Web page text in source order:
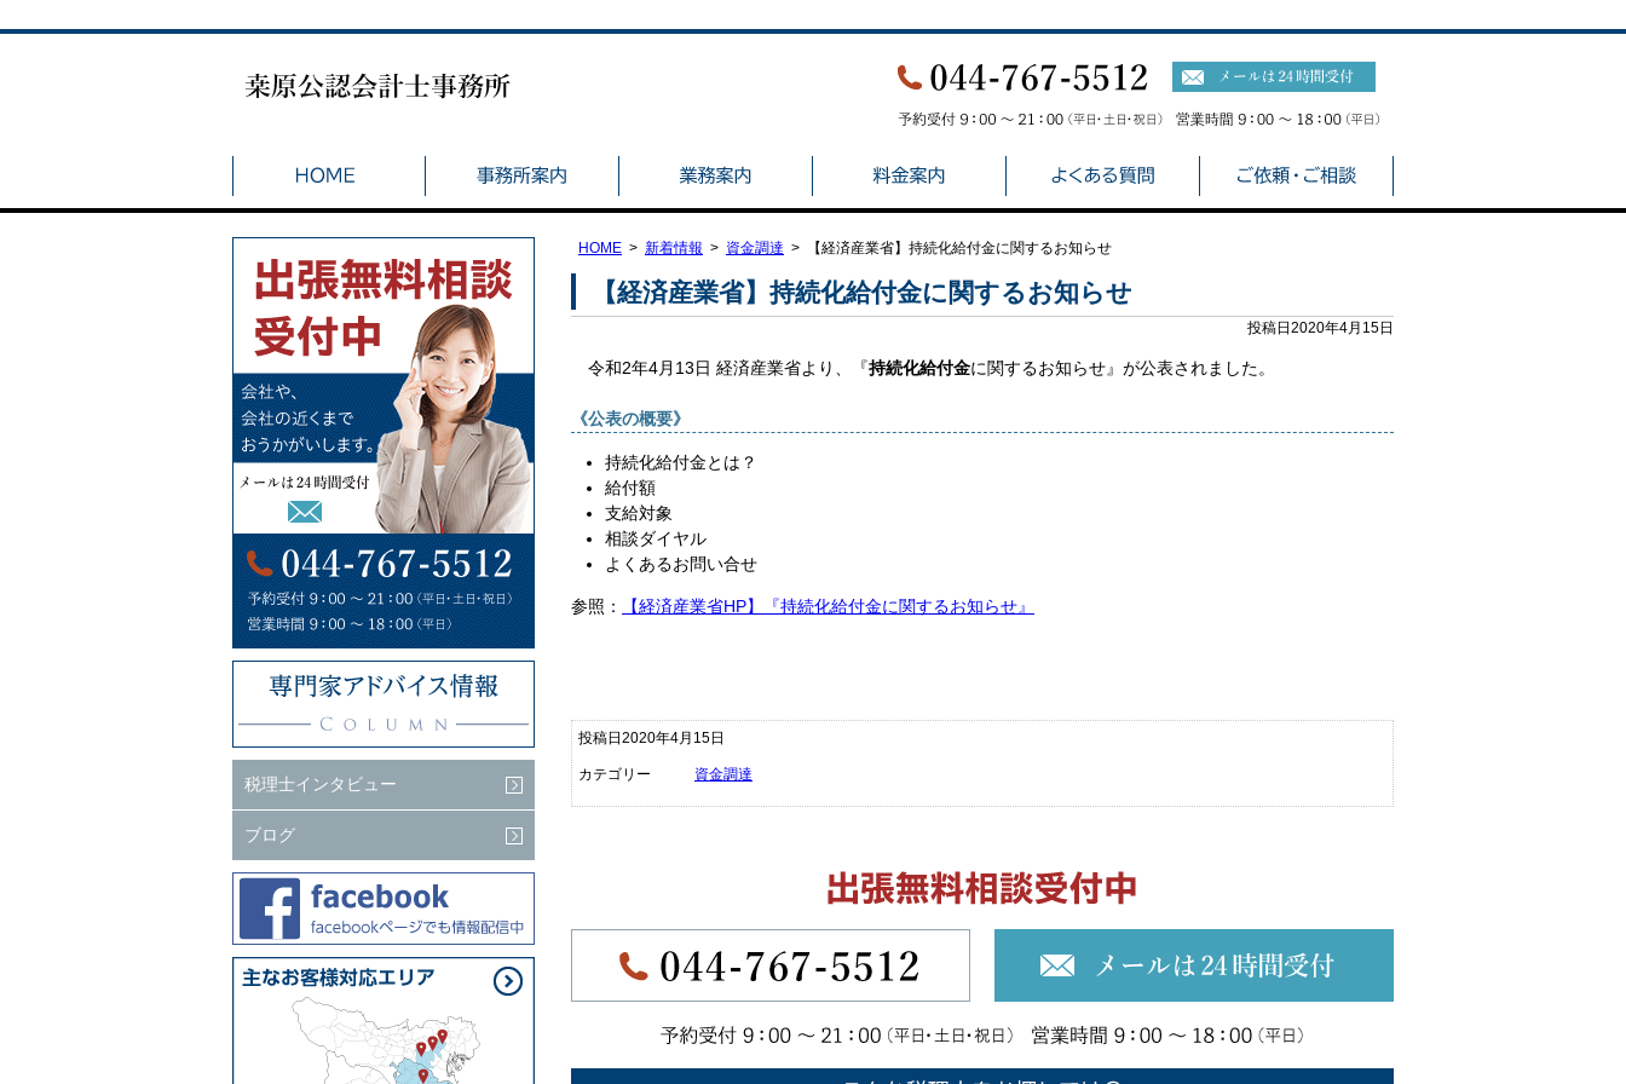
HOME 新着情報 資金調達 【経済産業省】持続化給付金に関するお知らせ
【経済産業省】持続化給付金に関するお知らせ
投稿日2020年4月15日
令和2年4月13日 経済産業省より、『持続化給付金に関するお知らせ』が公表されました。
《公表の概要》
持続化給付金とは？
給付額
支給対象
相談ダイヤル
よくあるお問い合せ
参照： 【経済産業省HP】『持続化給付金に関するお知らせ』
投稿日2020年4月15日
カテゴリー 資金調達
税理士インタビュー
ブログ